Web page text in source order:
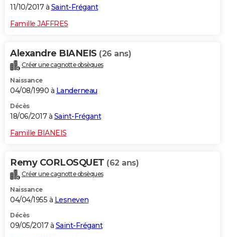
11/10/2017 à Saint-Frégant
Famille JAFFRES
Alexandre BIANEIS (26 ans)
Créer une cagnotte obsèques
Naissance
04/08/1990 à Landerneau
Décès
18/06/2017 à Saint-Frégant
Famille BIANEIS
Remy CORLOSQUET (62 ans)
Créer une cagnotte obsèques
Naissance
04/04/1955 à Lesneven
Décès
09/05/2017 à Saint-Frégant